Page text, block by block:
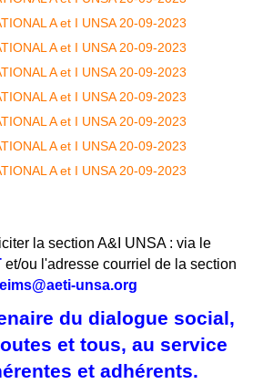
la section A&I UNSA : via le
et/ou l'adresse courriel de la section
unsa.org
du dialogue social,
et tous, au service
et adhérents.